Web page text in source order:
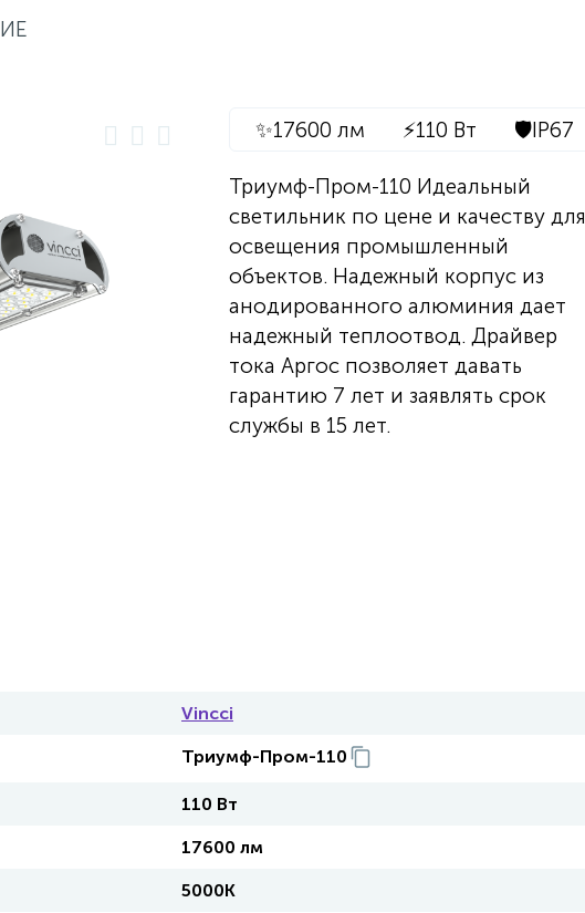
✨17600 лм ⚡110 Вт 🛡️IP67
Триумф-Пром-110 Идеальный
светильник по цене и качеству для
освещения промышленный
объектов. Надежный корпус из
анодированного алюминия дает
надежный теплоотвод. Драйвер
тока Аргос позволяет давать
гарантию 7 лет и заявлять срок
службы в 15 лет.
Vincci
Триумф-Пром-110
110 Вт
17600 лм
5000К